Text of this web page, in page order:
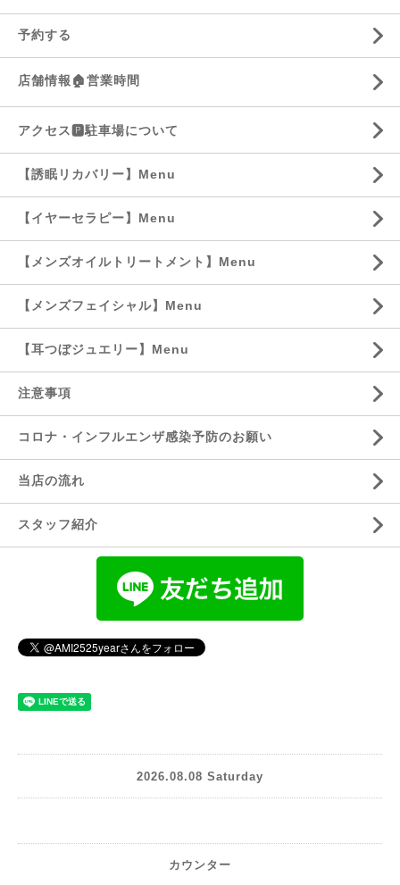
予約する
店舗情報🏠営業時間
アクセス🅿️駐車場について
【誘眠リカバリー】Menu
【イヤーセラピー】Menu
【メンズオイルトリートメント】Menu
【メンズフェイシャル】Menu
【耳つぼジュエリー】Menu
注意事項
コロナ・インフルエンザ感染予防のお願い
当店の流れ
スタッフ紹介
2026.08.08 Saturday
カウンター